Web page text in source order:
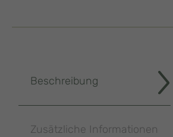
Beschreibung
Zusätzliche Informationen